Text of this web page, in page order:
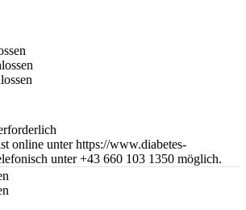
online unter https://www.diabetes-
unter +43 660 103 1350 möglich.